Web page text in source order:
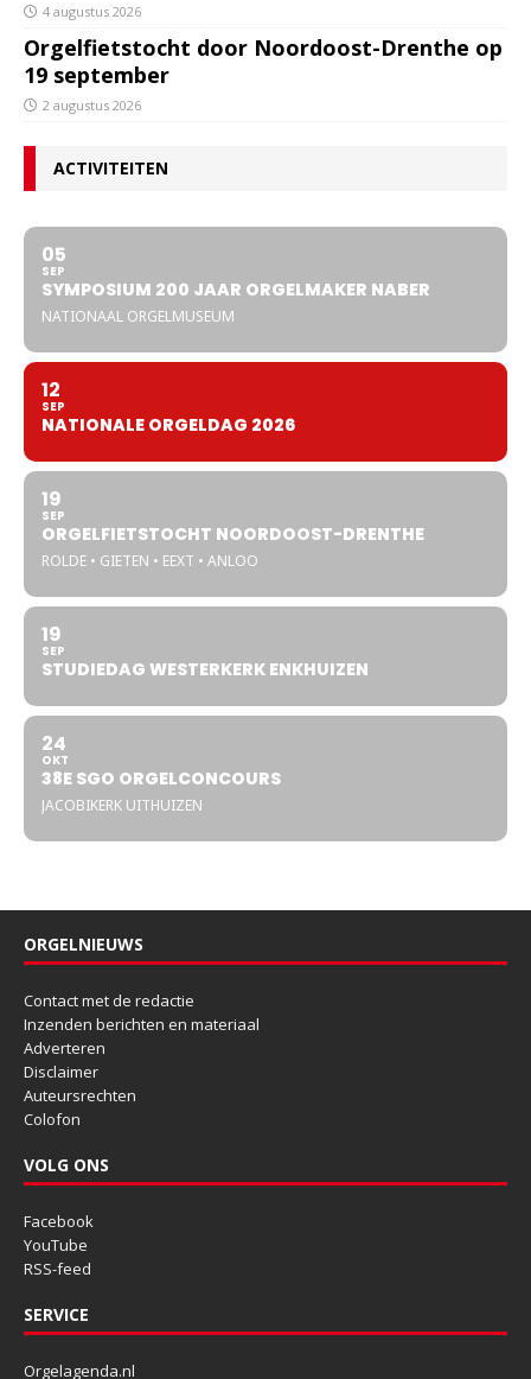
4 augustus 2026
Orgelfietstocht door Noordoost-Drenthe op
19 september
2 augustus 2026
ACTIVITEITEN
05
SEP
SYMPOSIUM 200 JAAR ORGELMAKER NABER
NATIONAAL ORGELMUSEUM
12
SEP
NATIONALE ORGELDAG 2026
19
SEP
ORGELFIETSTOCHT NOORDOOST-DRENTHE
ROLDE • GIETEN • EEXT • ANLOO
19
SEP
STUDIEDAG WESTERKERK ENKHUIZEN
24
OKT
38E SGO ORGELCONCOURS
JACOBIKERK UITHUIZEN
ORGELNIEUWS
Contact met de redactie
Inzenden berichten en materiaal
Adverteren
Disclaimer
Auteursrechten
Colofon
VOLG ONS
Facebook
YouTube
RSS-feed
SERVICE
Orgelagenda.nl